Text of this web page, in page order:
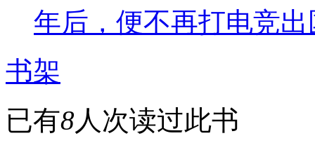
年后，便不再打电竞
书架
已有8人次读过此书